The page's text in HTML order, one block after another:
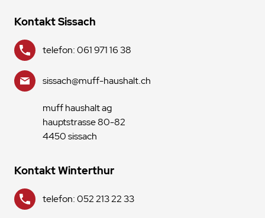
Kontakt Sissach
telefon: 061 971 16 38
sissach@muff-haushalt.ch
muff haushalt ag
hauptstrasse 80-82
4450 sissach
Kontakt Winterthur
telefon: 052 213 22 33